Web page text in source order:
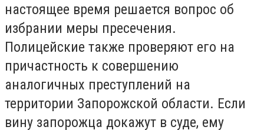
настоящее время решается вопрос об
избрании меры пресечения.
Полицейские также проверяют его на
причастность к совершению
аналогичных преступлений на
территории Запорожской области. Если
вину запорожца докажут в суде, ему